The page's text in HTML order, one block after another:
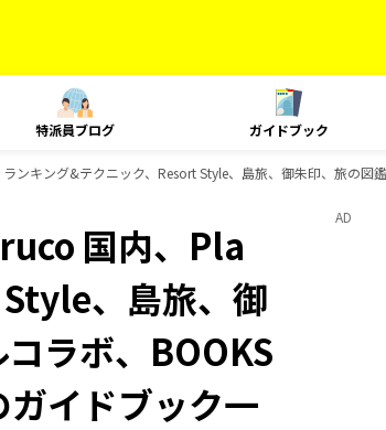
特派員ブログ ガイドブック
ンキング&テクニック、Resort Style、島旅、御朱印、旅の図
国内、Pla
、島旅、御
ラボ、BOOKS
イドブック一
AD